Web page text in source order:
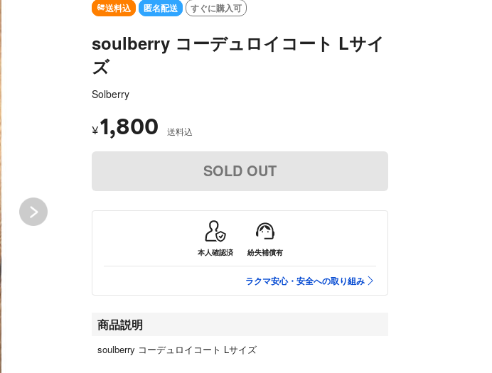
送料込 匿名配送 すぐに購入可
soulberry コーデュロイコート Lサイ
ズ
Solberry
¥1,800 送料込
SOLD OUT
本人確認済 紛失補償有
ラクマ安心・安全への取り組み
商品説明
soulberry コーデュロイコート Lサイズ